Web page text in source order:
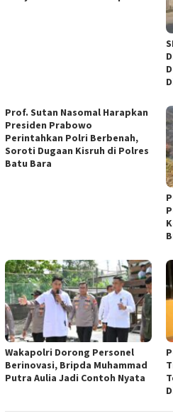
Prof. Sutan Nasomal Harapkan
Presiden Prabowo
Perintahkan Polri Berbenah,
Soroti Dugaan Kisruh di Polres
Batu Bara
Wakapolri Dorong Personel
Berinovasi, Bripda Muhammad
Putra Aulia Jadi Contoh Nyata